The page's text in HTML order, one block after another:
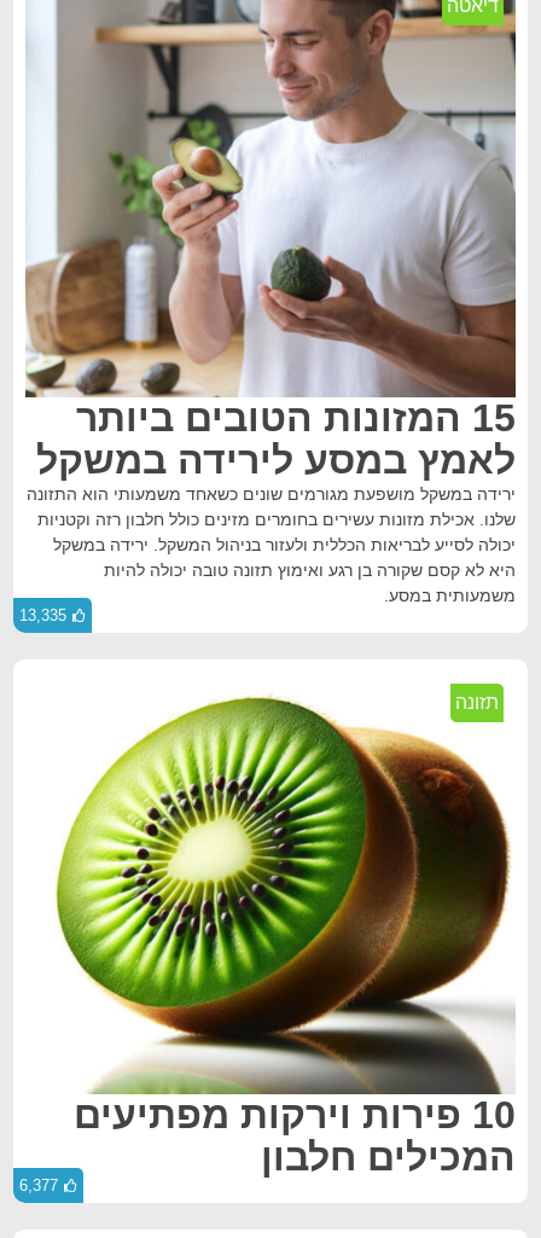
דיאטה
15 המזונות הטובים ביותר
לאמץ במסע לירידה במשקל
ירידה במשקל מושפעת מגורמים שונים כשאחד משמעותי הוא התזונה
שלנו. אכילת מזונות עשירים בחומרים מזינים כולל חלבון רזה וקטניות
יכולה לסייע לבריאות הכללית ולעזור בניהול המשקל. ירידה במשקל
היא לא קסם שקורה בן רגע ואימוץ תזונה טובה יכולה להיות
משמעותית במסע.
13,335
תזונה
10 פירות וירקות מפתיעים
המכילים חלבון
6,377